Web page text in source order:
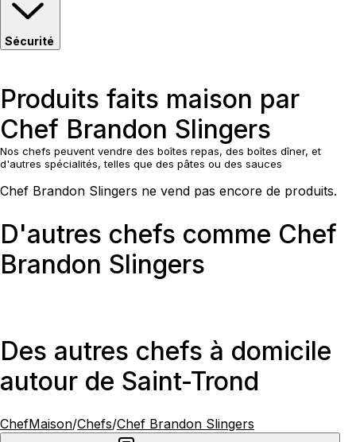
Sécurité
Produits faits maison par
Chef Brandon Slingers
Nos chefs peuvent vendre des boîtes repas, des boîtes dîner, et
d'autres spécialités, telles que des pâtes ou des sauces
Chef Brandon Slingers ne vend pas encore de produits.
D'autres chefs comme Chef
Brandon Slingers
Des autres chefs à domicile
autour de Saint-Trond
ChefMaison/Chefs/Chef Brandon Slingers